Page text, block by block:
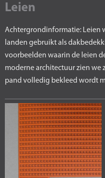
Leien
Achtergrondinformatie: Leien
landen gebruikt als
voorbeelden waarin de leien
moderne architectuur zien we
pand volledig bekleed wordt